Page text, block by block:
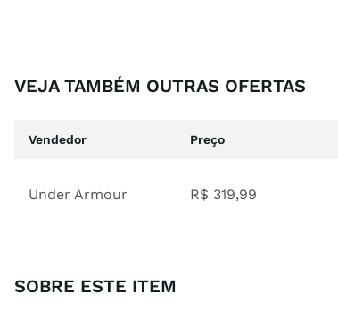
VEJA TAMBÉM OUTRAS OFERTAS
Vendedor Preço
Under Armour R$ 319,99
SOBRE ESTE ITEM